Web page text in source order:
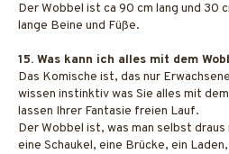
Der Wobbel ist ca 90 cm lang und 30
lange Beine und Füße.
15. Was kann ich alles mit dem
Das Komische ist, das nur
wissen instinktiv was Sie alles mit
lassen Ihrer Fantasie freien Lauf.
Der Wobbel ist, was man selbst
eine Schaukel, eine Brücke, ein